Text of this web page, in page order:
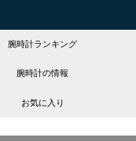
腕時計ランキング
腕時計の情報
お気に入り